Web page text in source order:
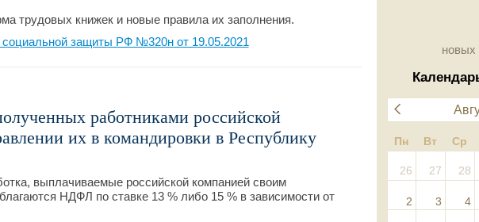
трудовых книжек и новые правила их заполнения.
социальной защиты РФ №320н от 19.05.2021
работниками российской
их в командировки в Республику
выплачиваемые российской компанией своим
НДФЛ по ставке 13 % либо 15 % в зависимости от
новых
Пн Вт Ср
26 27 28
2 3 4